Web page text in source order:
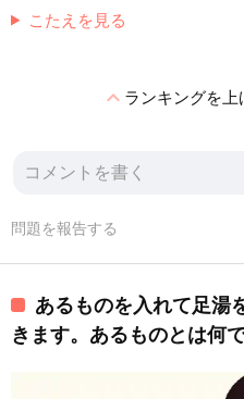
こたえを見る
expand_lessランキングを上
問題を報告する
あるものを入れて足湯
きます。あるものとは何